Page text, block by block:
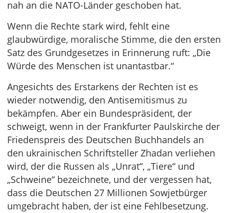
nah an die NATO-Länder geschoben hat.
Wenn die Rechte stark wird, fehlt eine
glaubwürdige, moralische Stimme, die den ersten
Satz des Grundgesetzes in Erinnerung ruft: „Die
Würde des Menschen ist unantastbar.“
Angesichts des Erstarkens der Rechten ist es
wieder notwendig, den Antisemitismus zu
bekämpfen. Aber ein Bundespräsident, der
schweigt, wenn in der Frankfurter Paulskirche der
Friedenspreis des Deutschen Buchhandels an
den ukrainischen Schriftsteller Zhadan verliehen
wird, der die Russen als „Unrat“, „Tiere“ und
„Schweine“ bezeichnete, und der vergessen hat,
dass die Deutschen 27 Millionen Sowjetbürger
umgebracht haben, der ist eine Fehlbesetzung.